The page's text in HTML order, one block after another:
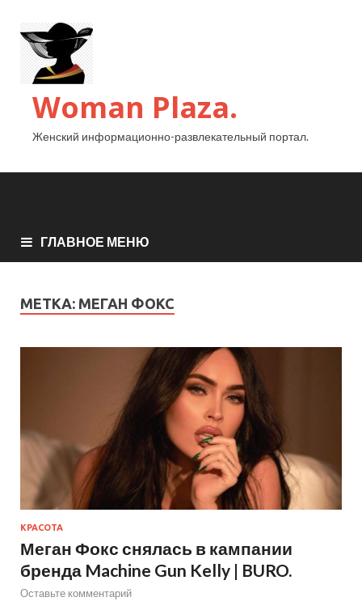
Woman Plaza.
Женский информационно-развлекательный портал.
ГЛАВНОЕ МЕНЮ
МЕТКА: МЕГАН ФОКС
КРАСОТА
Меган Фокс снялась в кампании
бренда Machine Gun Kelly | BURO.
Оставьте комментарий